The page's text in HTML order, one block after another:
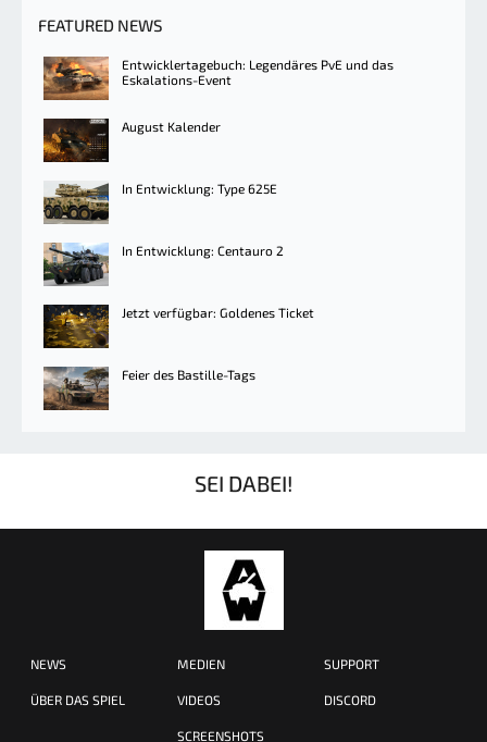
FEATURED NEWS
Entwicklertagebuch: Legendäres PvE und das
Eskalations-Event
August Kalender
In Entwicklung: Type 625E
In Entwicklung: Centauro 2
Jetzt verfügbar: Goldenes Ticket
Feier des Bastille-Tags
SEI DABEI!
NEWS
ÜBER DAS SPIEL
MEDIEN
VIDEOS
SCREENSHOTS
SUPPORT
DISCORD